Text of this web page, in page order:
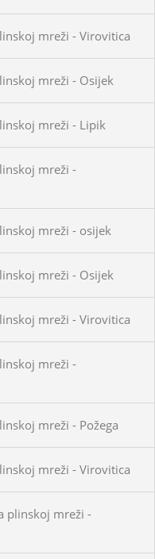
mreži - Virovitica
mreži - Osijek
mreži - Lipik
mreži -
mreži - osijek
mreži - Osijek
mreži - Virovitica
mreži -
mreži - Požega
mreži - Virovitica
plinskoj mreži -